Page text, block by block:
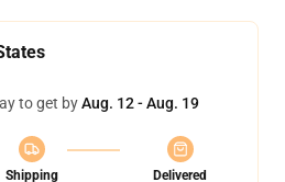
to get byAug. 12 - Aug. 19
Shipping
Delivered